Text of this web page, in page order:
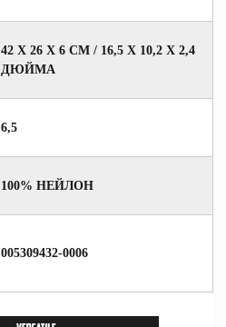
42 Х 26 Х 6 СМ / 16,5 Х 10,2 Х 2,4
ДЮЙМА
6,5
100% НЕЙЛОН
005309432-0006